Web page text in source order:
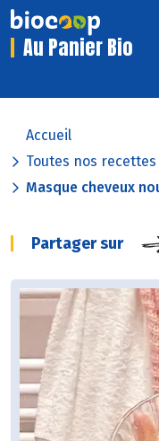
Au Panier Bio
Accueil
Toutes nos recettes
Masque cheveux
Partager sur